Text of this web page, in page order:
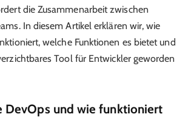
die Zusammenarbeit zwischen
In diesem Artikel erklären wir, wie
welche Funktionen es bietet und
Tool für Entwickler geworden
DevOps und wie funktioniert